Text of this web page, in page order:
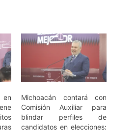
Michoacán contará con
Comisión Auxiliar para
blindar perfiles de
candidatos en elecciones: